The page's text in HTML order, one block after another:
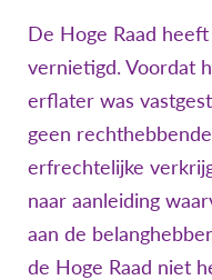
De Hoge Raad
vernietigd. Voordat
erflater was
geen
erfrechtelijke
naar aanleiding
aan de
de Hoge Raad niet